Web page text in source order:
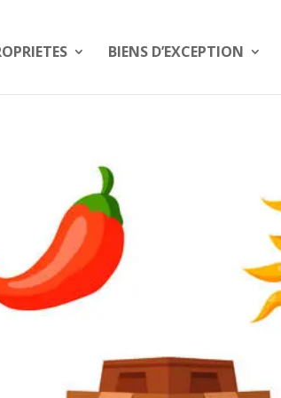
BIENS D’EXCEPTION